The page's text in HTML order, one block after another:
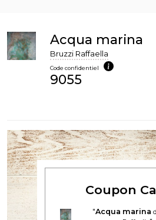
Acqua marina
Bruzzi Raffaella
Code confidentiel
9055
Coupon
Acqua marina